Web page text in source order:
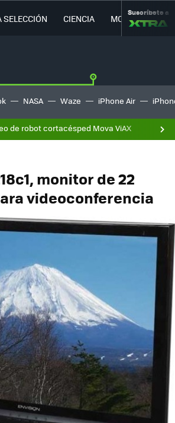
SELECCIÓN CIENCIA MOVILIDAD
Suscríbete a
NASA Waze iPhone Air
de robot cortacésped Mova ViAX
monitor de 22
videoconferencia